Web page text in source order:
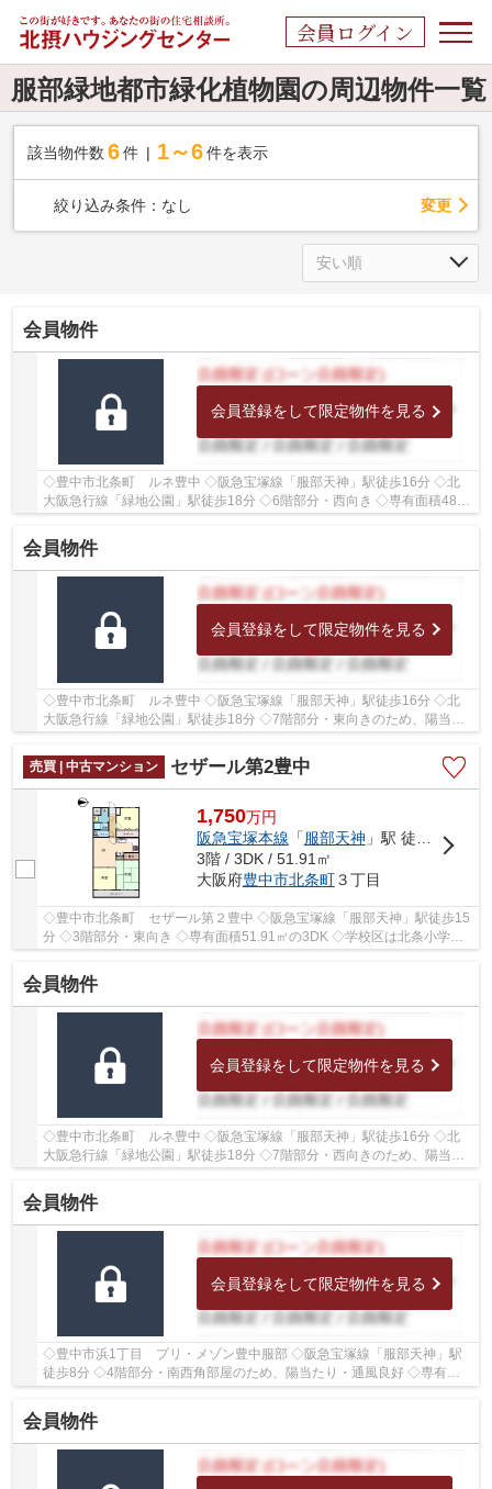
会員ログイン
服部緑地都市緑化植物園の周辺物件一覧
該当物件数 6件 1～6 件を表示
絞り込み条件： なし 変更
会員物件
会員登録をして限定物件を見る
◇豊中市北条町 ルネ豊中 ◇阪急宝塚線「服部天神」駅徒歩16分 ◇北
大阪急行線「緑地公園」駅徒歩18分 ◇6階部分・西向き ◇専有面積48.5
会員物件
会員登録をして限定物件を見る
◇豊中市北条町 ルネ豊中 ◇阪急宝塚線「服部天神」駅徒歩16分 ◇北
大阪急行線「緑地公園」駅徒歩18分 ◇7階部分・東向きのため、陽当た
り良好 ◇専有面積61.6㎡の3DK ◇ペットと一緒にお住...
売買 | 中古マンション
セザール第2豊中
1,750万円
阪急宝塚本線 「服部天神 」駅 徒歩15分
3階 / 3DK / 51.91㎡
大阪府豊中市北条町３丁目
◇豊中市北条町 セザール第２豊中 ◇阪急宝塚線「服部天神」駅徒歩15
分 ◇3階部分・東向き ◇専有面積51.91㎡の3DK ◇学校区は北条小学
会員物件
会員登録をして限定物件を見る
◇豊中市北条町 ルネ豊中 ◇阪急宝塚線「服部天神」駅徒歩16分 ◇北
大阪急行線「緑地公園」駅徒歩18分 ◇7階部分・西向きのため、陽当た
り良好 ◇専有面積61.6㎡の3LDK ◇2026年8月室内リフ...
会員物件
会員登録をして限定物件を見る
◇豊中市浜1丁目 プリ・メゾン豊中服部 ◇阪急宝塚線「服部天神」駅
徒歩8分 ◇4階部分・南西角部屋のため、陽当たり・通風良好 ◇専有面
積64.33㎡の2LDK ◇室内リフォーム歴がございます ◇...
会員物件